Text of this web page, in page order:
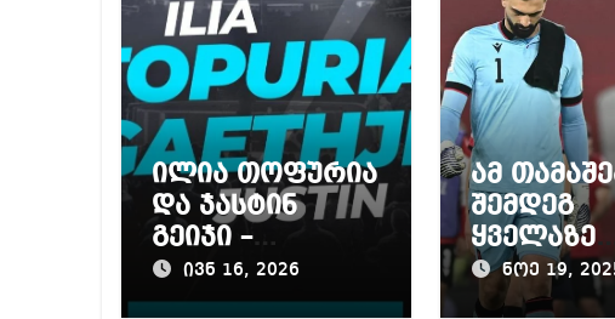
ილია თოფურია
და ჯასტინ
გეიჯი –
ორთაბრძოლა
თეთრი სახლის
ივნ 16, 2026
ამ
შემდეგ
ყველაზე
კარგად
ნოე 19,